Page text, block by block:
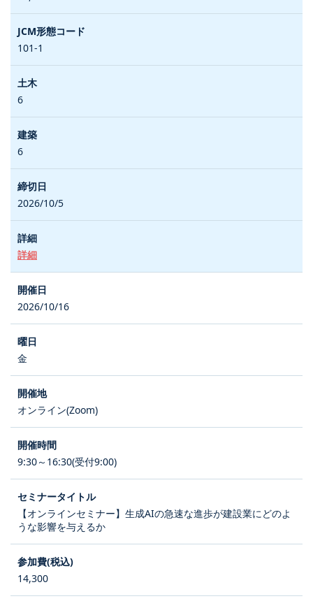
101-1
6
6
2026/10/5
詳細
2026/10/16
金
オンライン(Zoom)
9:30～16:30(受付9:00)
【オンラインセミナー】生成AIの急速な進歩が建設業にどのよ
うな影響を与えるか
14,300